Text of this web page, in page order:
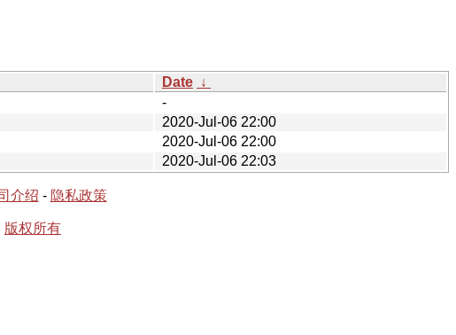
Date ↓
-
2020-Jul-06 22:00
2020-Jul-06 22:00
2020-Jul-06 22:03
介绍 - 隐私政策
版权所有